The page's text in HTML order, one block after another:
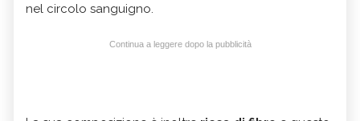
nel circolo sanguigno.
Continua a leggere dopo la pubblicità